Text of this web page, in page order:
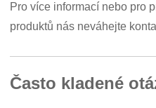
Pro více informací nebo pro
produktů nás neváhejte
Často kladené